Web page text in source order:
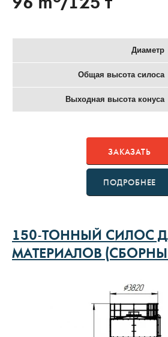
96 m /125 т
Диаметр
Общая высота силоса
Выходная высота конуса
ЗАКАЗАТЬ
ПОДРОБНЕЕ
150-ТОННЫЙ СИЛОС
МАТЕРИАЛОВ